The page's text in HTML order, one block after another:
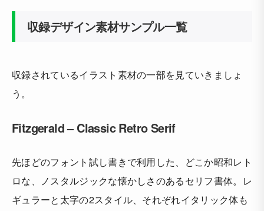
収録デザイン素材サンプル一覧
収録されているイラスト素材の一部を見ていきましょ
う。
Fitzgerald – Classic Retro Serif
先ほどのフォント試し書きで利用した、どこか昭和レト
ロな、ノスタルジックな懐かしさのあるセリフ書体。レ
ギュラーと太字の2スタイル、それぞれイタリック体も